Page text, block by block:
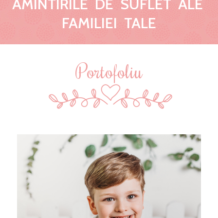
AMINTIRILE DE SUFLET ALE
FAMILIEI TALE
Portofoliu